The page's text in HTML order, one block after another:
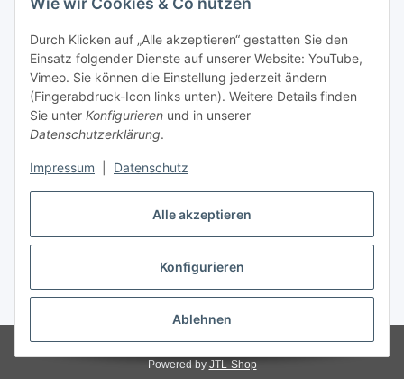
Alle akzeptieren
Konfigurieren
Ablehnen
Durch Klicken auf „Alle akzeptieren“ gestatten Sie den
Einsatz folgender Dienste auf unserer Website: YouTube,
Vimeo. Sie können die Einstellung jederzeit ändern
(Fingerabdruck-Icon links unten). Weitere Details finden
Sie unter Konfigurieren und in unserer
Datenschutzerklärung.
Impressum Datenschutz
Gesetzliche Informationen
Starke Marken
ALTONE
GARTLER
Vertrag widerrufen
* Alle Preise inkl. gesetzlicher USt., zzgl.Versand
Powered by JTL-Shop